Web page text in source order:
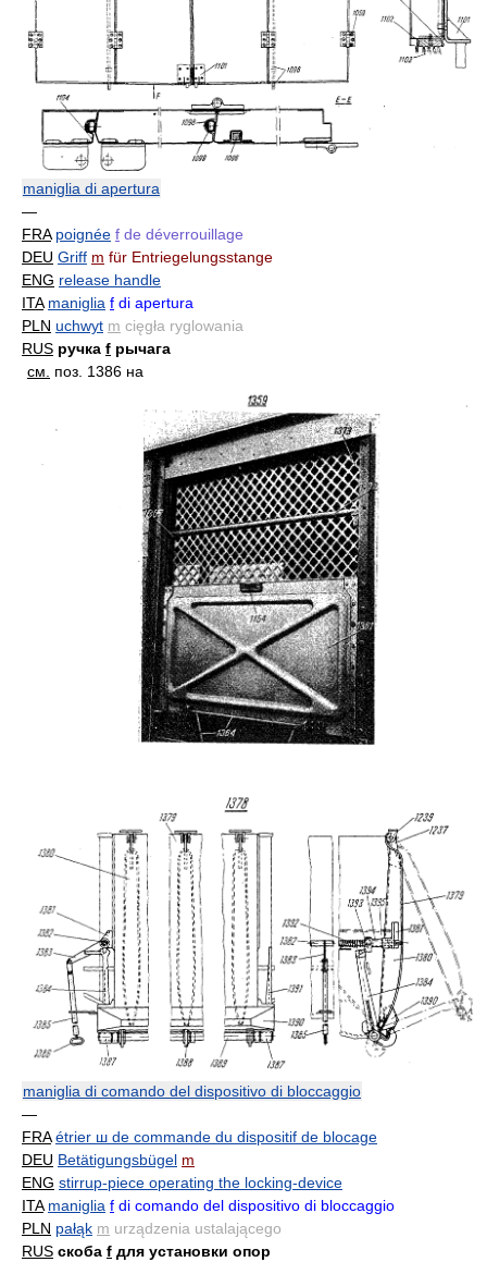
maniglia di apertura
—
FRA poignée f de déverrouillage
DEU Griff m für Entriegelungsstange
ENG release handle
ITA maniglia f di apertura
PLN uchwyt m cięgła ryglowania
RUS ручка f рычага
см. поз. 1386 на
maniglia di comando del dispositivo di bloccaggio
—
FRA étrier ш de commande du dispositif de blocage
DEU Betätigungsbügel m
ENG stirrup-piece operating the locking-device
ITA maniglia f di comando del dispositivo di bloccaggio
PLN pałąk m urządzenia ustalającego
RUS скоба f для установки опор